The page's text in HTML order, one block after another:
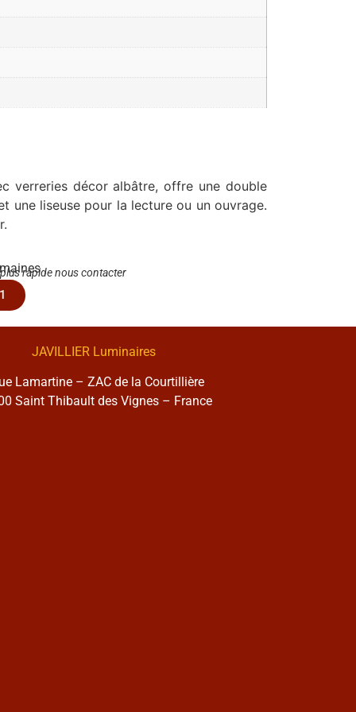
verreries décor albâtre, offre une double
une liseuse pour la lecture ou un ouvrage.
rapide nous contacter
JAVILLIER Luminaires
Lamartine – ZAC de la Courtillière
Saint Thibault des Vignes – France